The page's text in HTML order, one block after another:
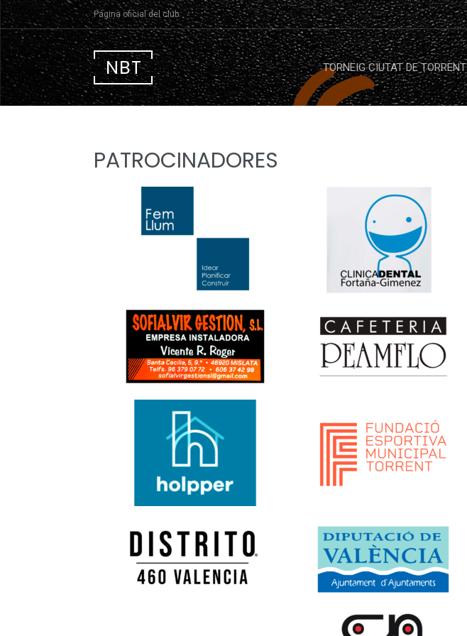
Página oficial del club
NBT TORNEIG CIUTAT DE TORRENT
PATROCINADORES